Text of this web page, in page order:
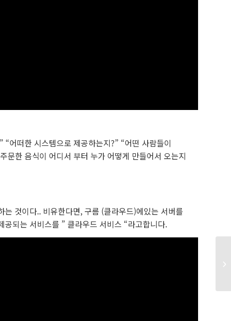
어떠한 시스템으로 제공하는지?” “어떤 사람들이
문한 음식이 어디서 부터 누가 어떻게 만들어서 오는지
것이다.. 비유한다면, 구름 (클라우드)에있는 서버를
되는 서비스를 ” 클라우드 서비스 “라고합니다.